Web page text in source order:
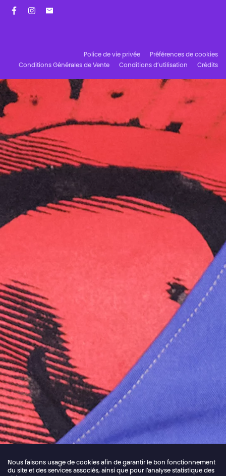
Police de vie privée
Préférences de cookies
Conditions Générales de Vente
Conditions d’utilisation Crédits
Nous faisons usage de cookies afin de garantir le bon fonctionnement
du site et des services associés, ainsi que pour l’analyse statistique des